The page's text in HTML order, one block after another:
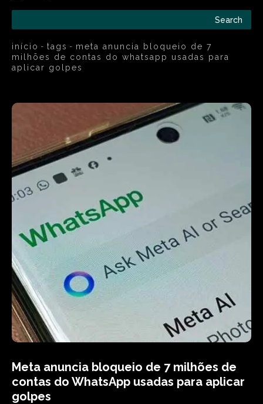
Search
início tags
meta anuncia bloqueio de 7
milhões de contas do whatsapp usadas para
aplicar golpes
Meta anuncia bloqueio de 7 milhões de
contas do WhatsApp usadas para aplicar
golpes